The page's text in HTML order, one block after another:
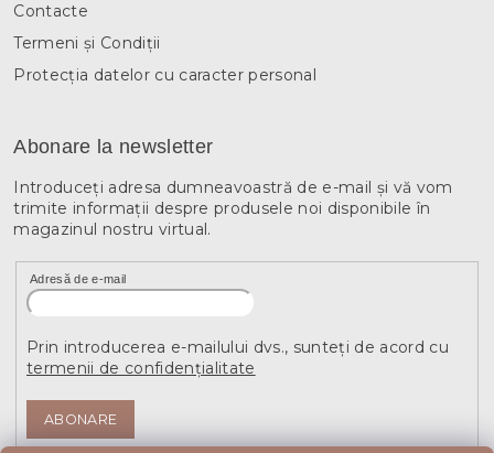
Contacte
Termeni și Condiții
Protecția datelor cu caracter personal
Abonare la newsletter
Introduceţi adresa dumneavoastră de e-mail şi vă vom
trimite informaţii despre produsele noi disponibile în
magazinul nostru virtual.
Adresă de e-mail
Prin introducerea e-mailului dvs., sunteți de acord cu
termenii de confidențialitate
ABONARE